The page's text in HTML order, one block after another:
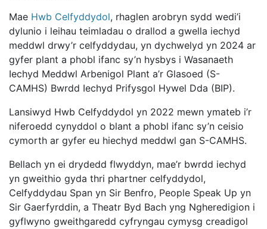
Mae Hwb Celfyddydol, rhaglen arobryn sydd wedi’i
dylunio i leihau teimladau o drallod a gwella iechyd
meddwl drwy’r celfyddydau, yn dychwelyd yn 2024 ar
gyfer plant a phobl ifanc sy’n hysbys i Wasanaeth
Iechyd Meddwl Arbenigol Plant a’r Glasoed (S-
CAMHS) Bwrdd Iechyd Prifysgol Hywel Dda (BIP).
Lansiwyd Hwb Celfyddydol yn 2022 mewn ymateb i’r
niferoedd cynyddol o blant a phobl ifanc sy’n ceisio
cymorth ar gyfer eu hiechyd meddwl gan S-CAMHS.
Bellach yn ei drydedd flwyddyn, mae’r bwrdd iechyd
yn gweithio gyda thri phartner celfyddydol,
Celfyddydau Span yn Sir Benfro, People Speak Up yn
Sir Gaerfyrddin, a Theatr Byd Bach yng Ngheredigion i
gyflwyno gweithgaredd cyfryngau cymysg creadigol